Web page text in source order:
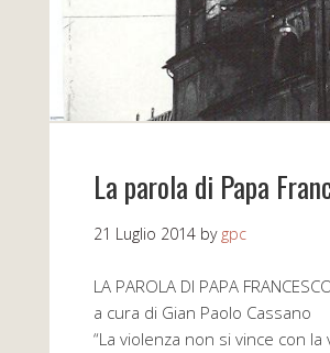
La parola di Papa
21 Luglio 2014 by gpc
LA PAROLA DI PAPA
a cura di Gian Paolo Cassano
“La violenza non si vince con